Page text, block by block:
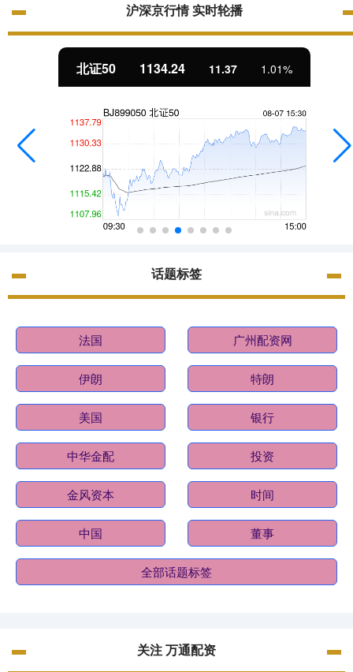
沪深京行情 实时轮播
北证50 1134.24 11.37 1.01%
话题标签
法国 广州配资网
伊朗 特朗
美国 银行
中华金配 投资
金风资本 时间
中国 董事
全部话题标签
关注 万通配资